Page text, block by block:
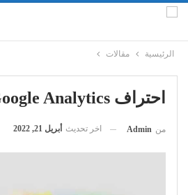
الرئيسية مقالات
احتراف Google Analytics
من Admin اخر تحديث أبريل 21, 2022